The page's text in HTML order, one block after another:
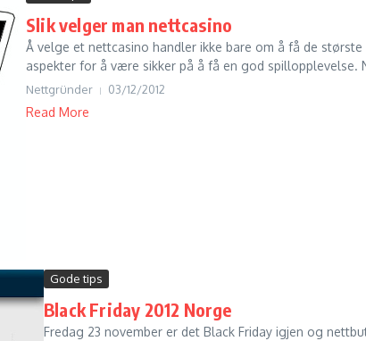
Slik velger man nettcasino
Å velge et nettcasino handler ikke bare om å få de
aspekter for å være sikker på å få en god spillopplevelse.
Nettgründer 03/12/2012
Read More
Gode tips
Black Friday 2012 Norge
Fredag 23 november er det Black Friday igjen og